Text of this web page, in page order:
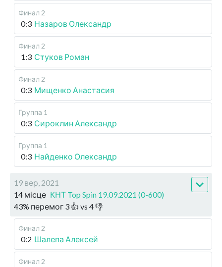
Финал 2
0:3 Назаров Олександр
Финал 2
1:3 Стуков Роман
Финал 2
0:3 Мищенко Анастасия
Группа 1
0:3 Сироклин Александр
Группа 1
0:3 Найденко Олександр
19 вер, 2021
14 місце КНТ Top Spin 19.09.2021 (0-600)
43% перемог 3 👍 vs 4👎
Финал 2
0:2 Шалепа Алексей
Финал 2